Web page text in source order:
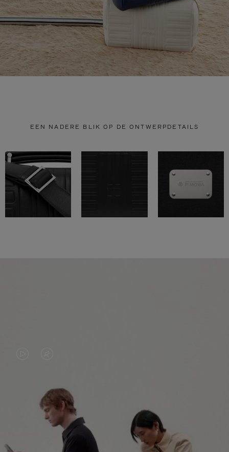
EEN NADERE BLIK OP DE ONTWERPDETAILS
NIET
GEPAUZEERD,
DRUK
VAN
DE
VIDEO
GA VERDER OP ONTDEKKINGSREIS